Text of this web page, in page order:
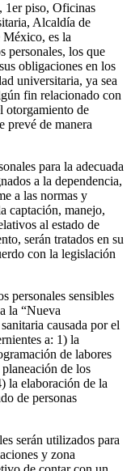
piso, Oficinas
Alcaldía de
es la
personales, los que
obligaciones en los
universitaria, ya sea
fin relacionado con
otorgamiento de
prevé de manera
para la adecuada
a la dependencia,
a las normas y
captación, manejo,
al estado de
serán tratados en su
con la legislación
personales sensibles
la “Nueva
causada por el
a: 1) la
de labores
de los
la elaboración de la
de personas
serán utilizados para
y zona